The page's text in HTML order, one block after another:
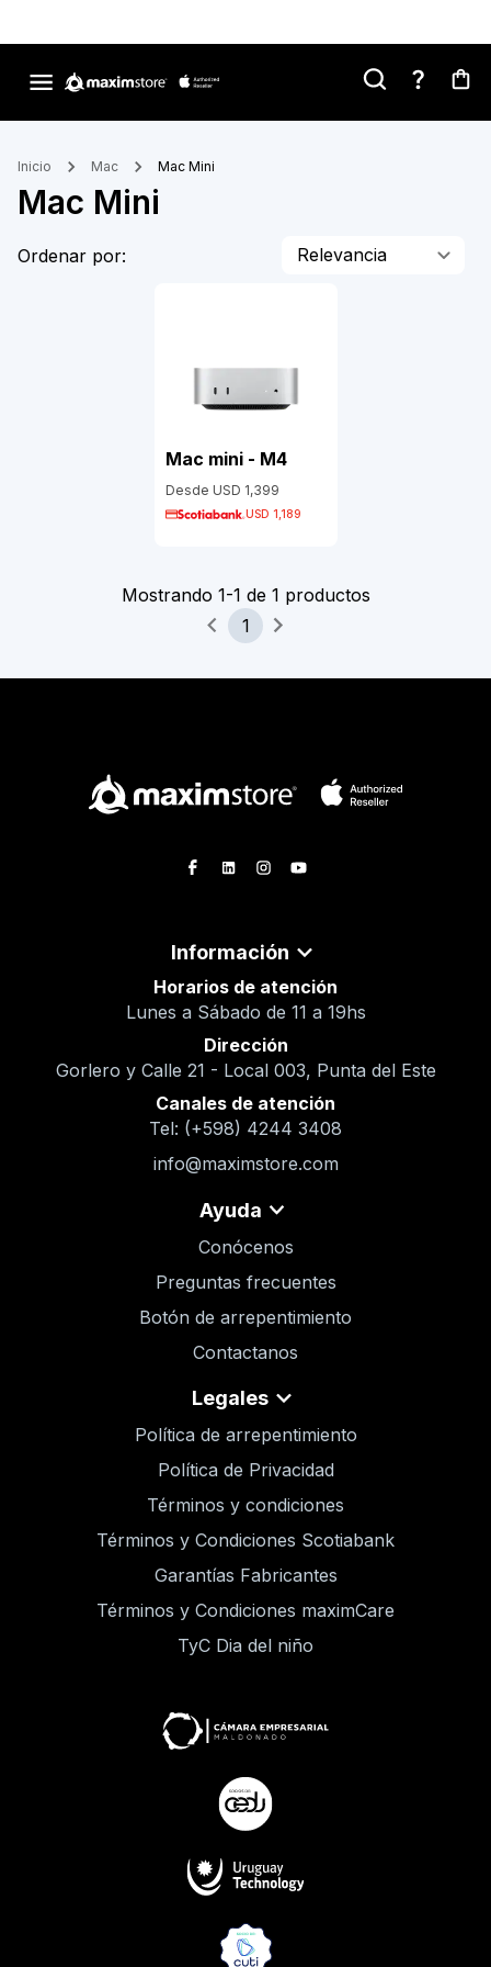
Inicio Mac Mac Mini
Mac Mini
Ordenar por: Relevancia
Mac mini - M4
Desde USD 1,399
USD 1,189
Mostrando 1-1 de 1 productos
1
Información
Horarios de atención
Lunes a Sábado de 11 a 19hs
Dirección
Gorlero y Calle 21 - Local 003, Punta del Este
Canales de atención
Tel: (+598) 4244 3408
info@maximstore.com
Ayuda
Conócenos
Preguntas frecuentes
Botón de arrepentimiento
Contactanos
Legales
Política de arrepentimiento
Política de Privacidad
Términos y condiciones
Términos y Condiciones Scotiabank
Garantías Fabricantes
Términos y Condiciones maximCare
TyC Dia del niño